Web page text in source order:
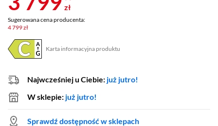
zł
Sugerowana cena producenta:
4 799 zł
Karta informacyjna produktu
Plik w formacie pdf
(otworzy się w nowym oknie)
Najwcześniej u Ciebie: już jutro!
W sklepie: już jutro!
Sprawdź dostępność w sklepach